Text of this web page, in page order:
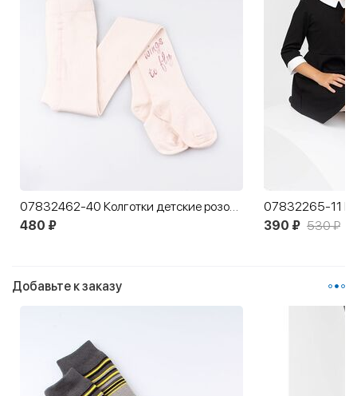
07832462-40 Колготки детские розово-бежевые
480 ₽
390 ₽ 530 ₽
Добавьте к заказу